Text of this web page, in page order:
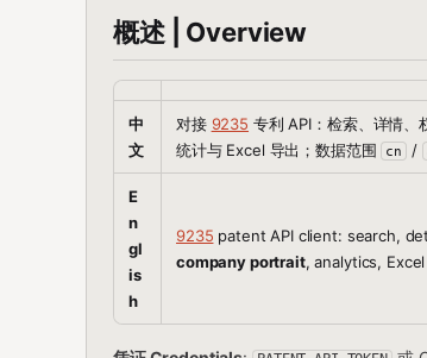
概述 | Overview
中
文
对接 9235 专利 API：检索、详情、
统计与 Excel 导出；数据范围
cn /
E
n
gl
is
h
9235 patent API client: search,
company portrait, analytics,